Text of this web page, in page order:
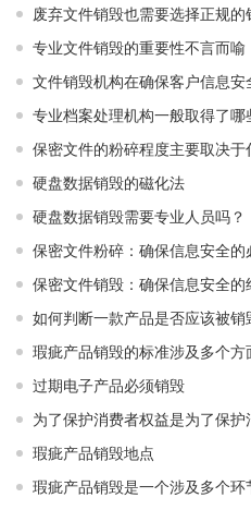
废弃文件销毁也需要选择正规的
专业文件销毁的重要性不言而喻
文件销毁机构在确保客户信息
专业档案处理机构一般取得了哪
保密文件的粉碎程度主要取决于
硬盘数据销毁的磁化法
硬盘数据销毁需要专业人员吗？
保密文件粉碎：确保信息安全的
保密文件销毁：确保信息安全的
如何判断一款产品是否应该被销
瑕疵产品销毁的标准涉及多个方
过期电子产品必须销毁
为了保护消费者权益是为了保护
瑕疵产品销毁地点
瑕疵产品销毁是一个涉及多个环